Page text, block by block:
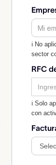
ℹ No
sector
RFC
ℹ Solo
con